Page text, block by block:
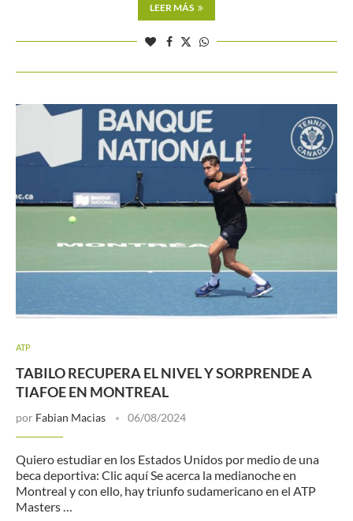
LEER MÁS
ATP
TABILO RECUPERA EL NIVEL Y SORPRENDE A
TIAFOE EN MONTREAL
por Fabian Macias 06/08/2024
Quiero estudiar en los Estados Unidos por medio de una
beca deportiva: Clic aquí Se acerca la medianoche en
Montreal y con ello, hay triunfo sudamericano en el ATP
Masters …